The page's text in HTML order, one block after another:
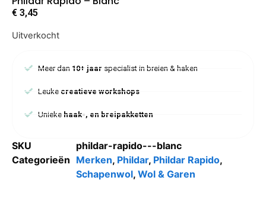
€ 3,45
Uitverkocht
Meer dan 10+ jaar specialist in breien & haken
Leuke creatieve workshops
Uniekehaak-, en breipakketten
SKU
phildar-rapido---blanc
Categorieën Merken, Phildar, Phildar Rapido,
Schapenwol, Wol & Garen